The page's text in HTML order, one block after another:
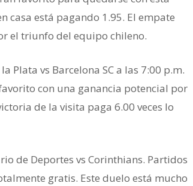
casa está pagando 1.95. El empate
el triunfo del equipo chileno.
Plata vs Barcelona SC a las 7:00 p.m.
con una ganancia potencial por
de la visita paga 6.00 veces lo
de Deportes vs Corinthians. Partidos
gratis. Este duelo está mucho